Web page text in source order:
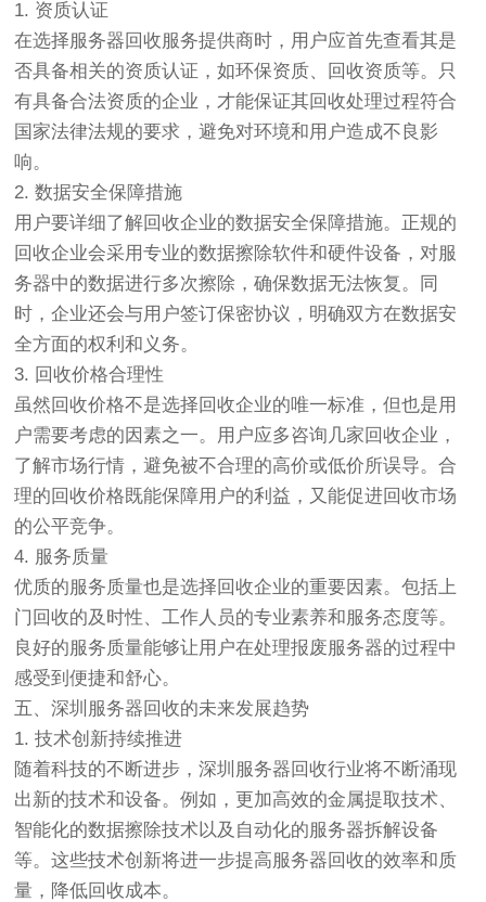
1. 资质认证
在选择服务器回收服务提供商时，用户应首先查看其是
否具备相关的资质认证，如环保资质、回收资质等。只
有具备合法资质的企业，才能保证其回收处理过程符合
国家法律法规的要求，避免对环境和用户造成不良影
响。
2. 数据安全保障措施
用户要详细了解回收企业的数据安全保障措施。正规的
回收企业会采用专业的数据擦除软件和硬件设备，对服
务器中的数据进行多次擦除，确保数据无法恢复。同
时，企业还会与用户签订保密协议，明确双方在数据安
全方面的权利和义务。
3. 回收价格合理性
虽然回收价格不是选择回收企业的唯一标准，但也是用
户需要考虑的因素之一。用户应多咨询几家回收企业，
了解市场行情，避免被不合理的高价或低价所误导。合
理的回收价格既能保障用户的利益，又能促进回收市场
的公平竞争。
4. 服务质量
优质的服务质量也是选择回收企业的重要因素。包括上
门回收的及时性、工作人员的专业素养和服务态度等。
良好的服务质量能够让用户在处理报废服务器的过程中
感受到便捷和舒心。
五、深圳服务器回收的未来发展趋势
1. 技术创新持续推进
随着科技的不断进步，深圳服务器回收行业将不断涌现
出新的技术和设备。例如，更加高效的金属提取技术、
智能化的数据擦除技术以及自动化的服务器拆解设备
等。这些技术创新将进一步提高服务器回收的效率和质
量，降低回收成本。